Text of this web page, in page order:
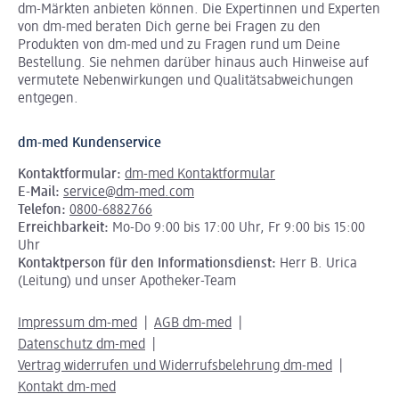
dm-Märkten anbieten können. Die Expertinnen und Experten
von dm-med beraten Dich gerne bei Fragen zu den
Produkten von dm-med und zu Fragen rund um Deine
Bestellung. Sie nehmen darüber hinaus auch Hinweise auf
vermutete Nebenwirkungen und Qualitätsabweichungen
entgegen.
dm-med Kundenservice
Kontaktformular: dm-med Kontaktformular
E-Mail: service@dm-med.com
Telefon: 0800-6882766
Erreichbarkeit: Mo-Do 9:00 bis 17:00 Uhr, Fr 9:00 bis 15:00
Uhr
Kontaktperson für den Informationsdienst: Herr B. Urica
(Leitung) und unser Apotheker-Team
Impressum dm-med
AGB dm-med
Datenschutz dm-med
Vertrag widerrufen und Widerrufsbelehrung dm-med
Kontakt dm-med